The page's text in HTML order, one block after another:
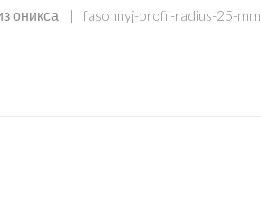
оникса | fasonnyj-profil-radius-25-mm